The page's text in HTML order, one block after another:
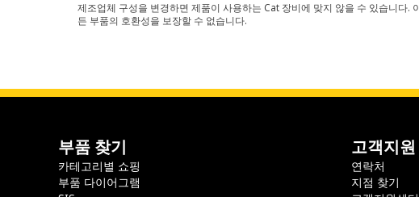
제조업체 구성을 변경하면 제품이 사용하는 Cat 장비에 맞지 않을 수 있습니다
든 부품의 호환성을 보장할 수 없습니다.
부품 찾기
카테고리별 쇼핑
부품 다이어그램
고객지원
연락처
지점 찾기